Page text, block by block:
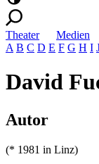
Theater Medien
A B C D E F G H I
David
Autor
(* 1981 in Linz)